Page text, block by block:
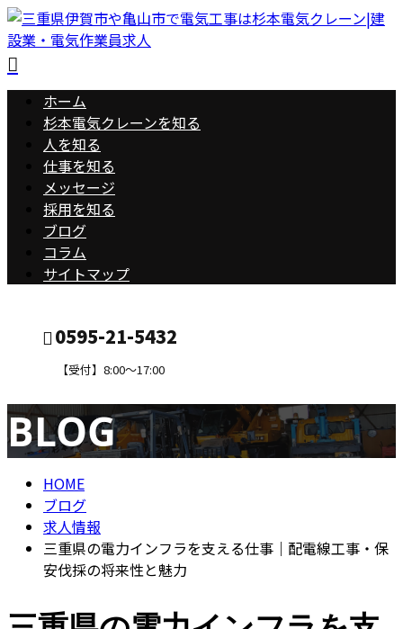
ホーム
杉本電気クレーンを知る
人を知る
仕事を知る
メッセージ
採用を知る
ブログ
コラム
サイトマップ
0595-21-5432
【受付】8:00～17:00
ENTRY
BLOG
HOME
ブログ
求人情報
三重県の電力インフラを支える仕事｜配電線工事・保
安伐採の将来性と魅力